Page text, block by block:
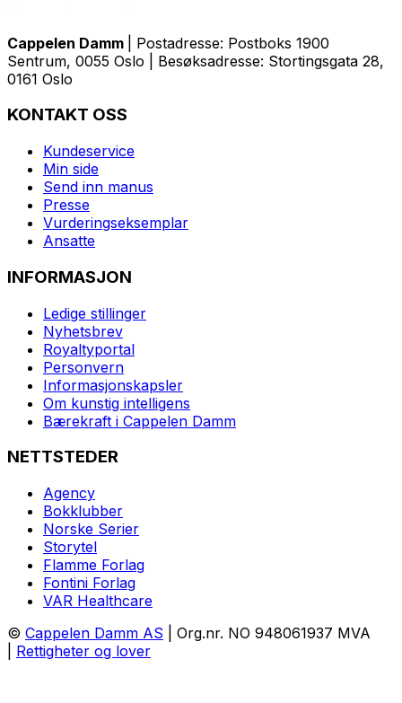
Cappelen Damm
| Postadresse: Postboks 1900
Sentrum, 0055 Oslo | Besøksadresse: Stortingsgata 28,
0161 Oslo
KONTAKT OSS
Kundeservice
Min side
Send inn manus
Presse
Vurderingseksemplar
Ansatte
INFORMASJON
Ledige stillinger
Nyhetsbrev
Royaltyportal
Personvern
Informasjonskapsler
Om kunstig intelligens
Bærekraft i Cappelen Damm
NETTSTEDER
Agency
Bokklubber
Norske Serier
Storytel
Flamme Forlag
Fontini Forlag
VAR Healthcare
© Cappelen Damm AS | Org.nr. NO 948061937 MVA
Rettigheter og lover